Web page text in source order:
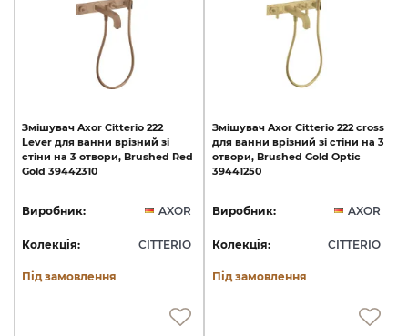
Змішувач Axor Citterio 222
Lever для ванни врізний зі
стіни на 3 отвори, Brushed Red
Gold 39442310
Виробник: AXOR
Колекція: CITTERIO
Під замовлення
Змішувач Axor Citterio 222 cross
для ванни врізний зі стіни на 3
отвори, Brushed Gold Optic
39441250
Виробник: AXOR
Колекція: CITTERIO
Під замовлення